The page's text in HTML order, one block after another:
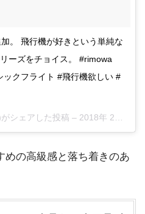
。 飛行機が好きという単純な
ーズをチョイス。 #rimowa
クフライト #飛行機欲しい #
シェアした投稿 – 2018年 2月月10日午後3時37分PST
めの高級感と落ち着きのあ